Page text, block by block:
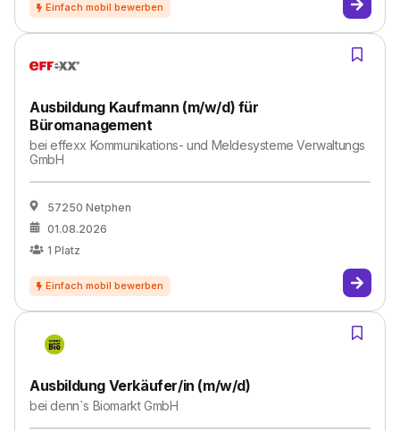
Ausbildung Kaufmann (m/w/d) für
Büromanagement
beieffexx Kommunikations- und Meldesysteme Verwaltungs
GmbH
57250 Netphen
01.08.2026
1 Platz
Ausbildung Verkäufer/in (m/w/d)
beidenn`s Biomarkt GmbH